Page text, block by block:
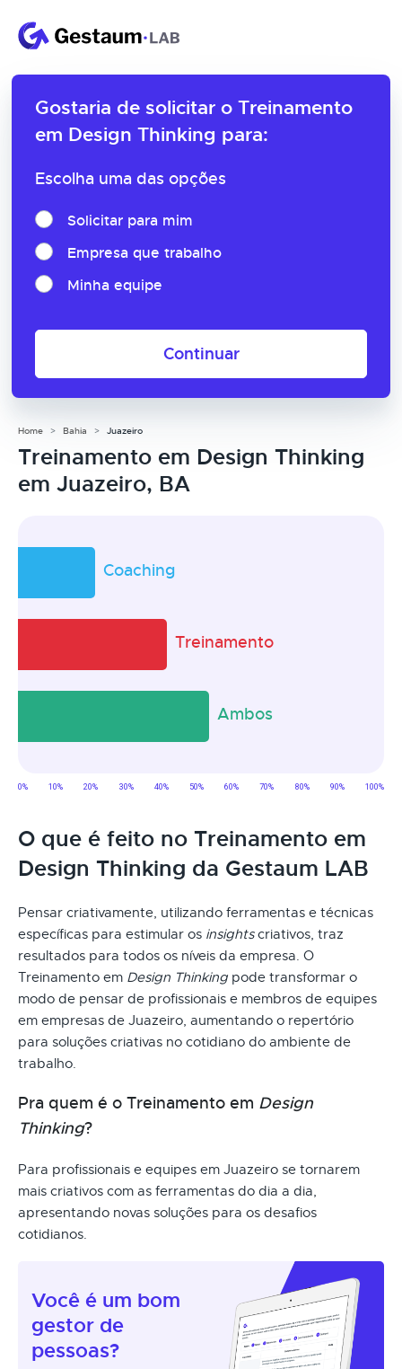
Gostaria de solicitar o Treinamento
em Design Thinking para:
Escolha uma das opções
Solicitar para mim
Empresa que trabalho
Minha equipe
Continuar
Home Bahia Juazeiro
Treinamento em Design Thinking
em Juazeiro, BA
O que é feito no Treinamento em
Design Thinking da Gestaum LAB
Pensar criativamente, utilizando ferramentas e técnicas
específicas para estimular os insightscriativos, traz
resultados para todos os níveis da empresa. O
Treinamento em Design Thinking pode transformar o
modo de pensar de profissionais e membros de equipes
em empresas de Juazeiro, aumentando o repertório
para soluções criativas no cotidiano do ambiente de
trabalho.
Pra quem é o Treinamento em Design
Thinking?
Para profissionais e equipes em Juazeiro se tornarem
mais criativos com as ferramentas do dia a dia,
apresentando novas soluções para os desafios
cotidianos.
Você é um bom
gestor de
pessoas?